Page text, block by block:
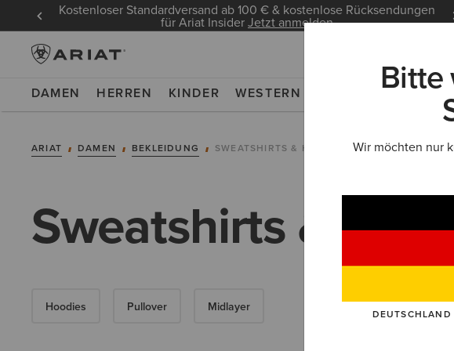
Kostenloser Standardversand ab 100 € & kostenlose Rücksendungen
für Ariat InsiderJetzt anmelden
DAMEN HERREN KINDER WESTERN NEU &
ARIAT DAMEN BEKLEIDUNG SWEATSHIRTS & HOODIES
Sweatshirts &
Hoodies Pullover Midlayer
Bitte
Wir möchten nur
DEUTSCHLAND